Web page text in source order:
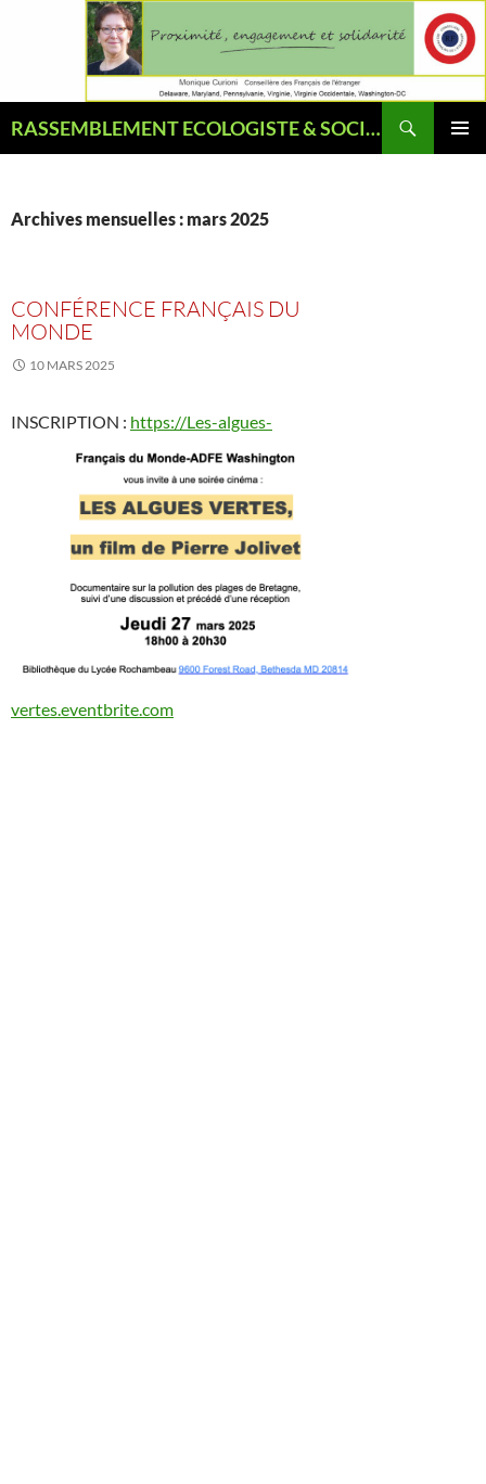
RASSEMBLEMENT ECOLOGISTE & SOCIAL
Archives mensuelles : mars 2025
CONFÉRENCE FRANÇAIS DU
MONDE
10 MARS 2025
INSCRIPTION : https://Les-algues-
vertes.eventbrite.com